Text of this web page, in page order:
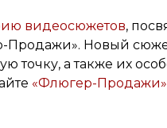
видеосюжетов,
Новый
точку, а также их
«Флюгер-Продажи»